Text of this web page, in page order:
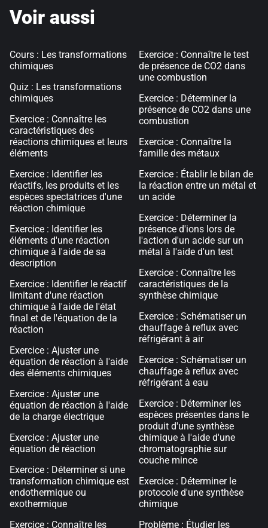
Voir aussi
Cours : Les transformations
chimiques
Quiz : Les transformations
chimiques
Exercice : Connaître les
caractéristiques des
réactions chimiques et leurs
éléments
Exercice : Identifier les
réactifs, les produits et les
espèces spectatrices d'une
réaction chimique
Exercice : Identifier les
éléments d'une réaction
chimique à l'aide de sa
description
Exercice : Identifier le réactif
limitant d'une réaction
chimique à l'aide de l'état
final et de l'équation de la
réaction
Exercice : Ajuster une
équation de réaction à l'aide
des éléments chimiques
Exercice : Ajuster une
équation de réaction à l'aide
de la charge électrique
Exercice : Ajuster une
équation de réaction
Exercice : Déterminer si une
transformation chimique est
endothermique ou
exothermique
Exercice : Connaître les
Exercice : Connaître le test
de présence de CO2 dans
une combustion
Exercice : Déterminer la
présence de CO2 dans une
combustion
Exercice : Connaître la
famille des métaux
Exercice : Établir le bilan de
la réaction entre un métal et
un acide
Exercice : Déterminer la
présence d'ions lors de
l'action d'un acide sur un
métal à l'aide d'un test
Exercice : Connaître les
caractéristiques de la
synthèse chimique
Exercice : Schématiser un
chauffage à reflux avec
réfrigérant à air
Exercice : Schématiser un
chauffage à reflux avec
réfrigérant à eau
Exercice : Déterminer les
espèces présentes dans le
produit d'une synthèse
chimique à l'aide d'une
chromatographie sur
couche mince
Exercice : Déterminer le
protocole d'une synthèse
chimique
Problème : Étudier les